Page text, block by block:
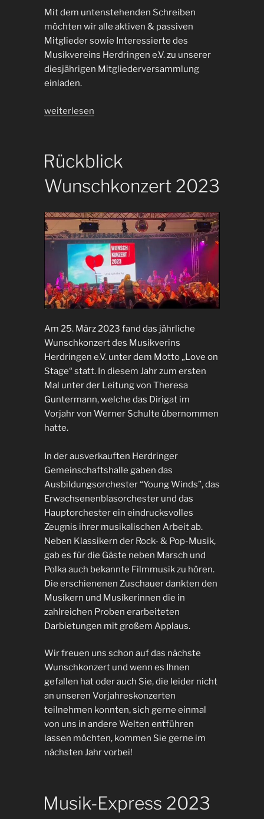
Mit dem untenstehenden Schreiben
möchten wir alle aktiven & passiven
Mitglieder sowie Interessierte des
Musikvereins Herdringen e.V. zu unserer
diesjährigen Mitgliederversammlung
einladen.
„Einladung
weiterlesen
Rückblick
Wunschkonzert 2023
Am 25. März 2023 fand das jährliche
Wunschkonzert des Musikverins
Herdringen e.V. unter dem Motto „Love on
Stage“ statt. In diesem Jahr zum ersten
Mal unter der Leitung von Theresa
Guntermann, welche das Dirigat im
Vorjahr von Werner Schulte übernommen
hatte.
In der ausverkauften Herdringer
Gemeinschaftshalle gaben das
Ausbildungsorchester “Young Winds”, das
Erwachsenenblasorchester und das
Hauptorchester ein eindrucksvolles
Zeugnis ihrer musikalischen Arbeit ab.
Neben Klassikern der Rock- & Pop-Musik,
gab es für die Gäste neben Marsch und
Polka auch bekannte Filmmusik zu hören.
Die erschienenen Zuschauer dankten den
Musikern und Musikerinnen die in
zahlreichen Proben erarbeiteten
Darbietungen mit großem Applaus.
Wir freuen uns schon auf das nächste
Wunschkonzert und wenn es Ihnen
gefallen hat oder auch Sie, die leider nicht
an unseren Vorjahreskonzerten
teilnehmen konnten, sich gerne einmal
von uns in andere Welten entführen
lassen möchten, kommen Sie gerne im
nächsten Jahr vorbei!
Musik-Express 2023